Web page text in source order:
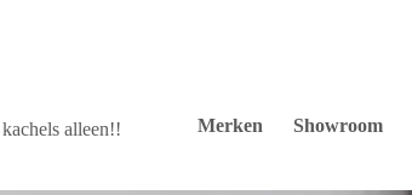
alleen!! Merken Showroom